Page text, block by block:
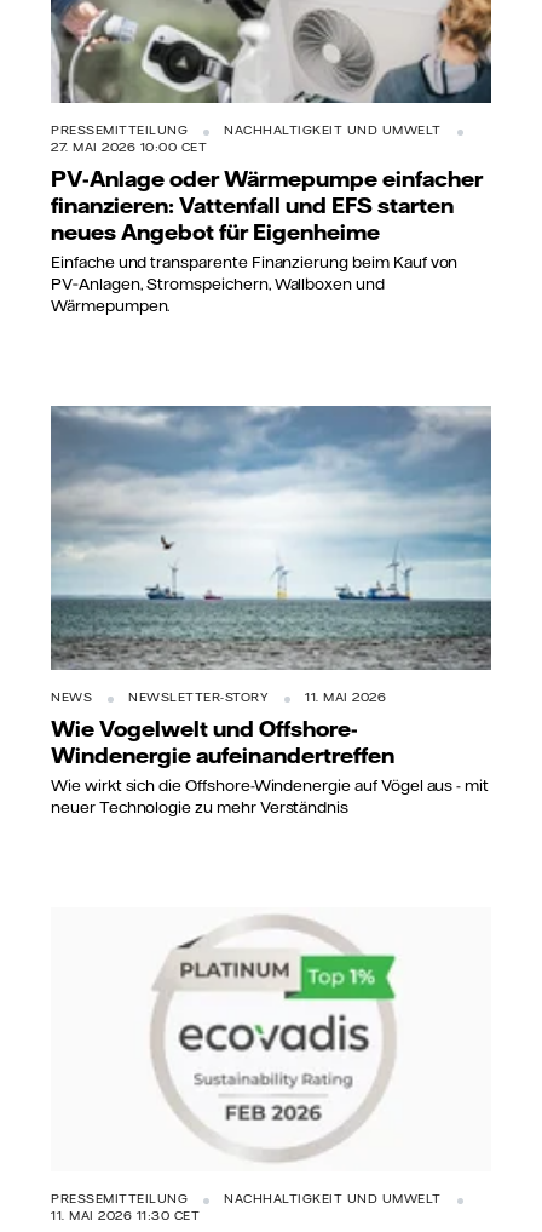
PRESSEMITTEILUNG
NACHHALTIGKEIT UND UMWELT
27. MAI 2026 10:00 CET
PV-Anlage oder Wärmepumpe einfacher
finanzieren: Vattenfall und EFS starten
neues Angebot für Eigenheime
Einfache und transparente Finanzierung beim Kauf von
PV‑Anlagen, Stromspeichern, Wallboxen und
Wärmepumpen.
NEWS NEWSLETTER-STORY 11. MAI 2026
Wie Vogelwelt und Offshore-
Windenergie aufeinandertreffen
Wie wirkt sich die Offshore-Windenergie auf Vögel aus - mit
neuer Technologie zu mehr Verständnis
PRESSEMITTEILUNG
NACHHALTIGKEIT UND UMWELT
11. MAI 2026 11:30 CET